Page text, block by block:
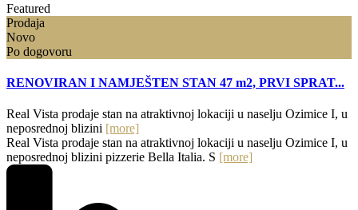
Featured
Prodaja
Novo
Po dogovoru
RENOVIRAN I NAMJEŠTEN STAN 47 m2, PRVI SPRAT...
Real Vista prodaje stan na atraktivnoj lokaciji u naselju Ozimice I, u
neposrednoj blizini [more]
Real Vista prodaje stan na atraktivnoj lokaciji u naselju Ozimice I, u
neposrednoj blizini pizzerie Bella Italia. S [more]